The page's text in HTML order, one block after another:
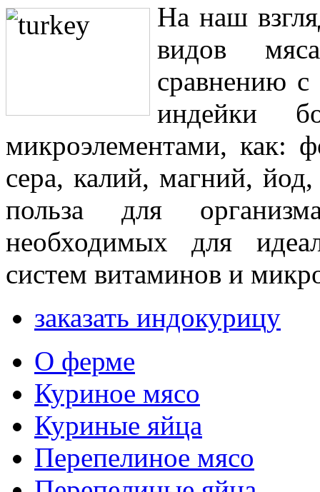
На наш
видов
сравнению
индейки
микроэлементами, как:
сера, калий, магний,
польза для
необходимых для
систем витаминов и
заказать индокурицу
О ферме
Куриное мясо
Куриные яйца
Перепелиное мясо